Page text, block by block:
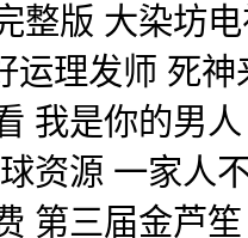
整版 大染坊
运理发师 死
我是你的男
资源 一家人
第三届金芦